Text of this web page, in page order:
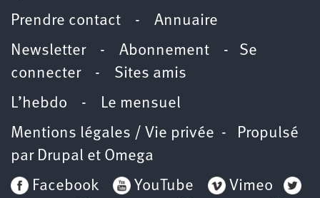
Prendre contact - Annuaire
Newsletter - Abonnement - Se
connecter- Sites amis
L’hebdo - Le mensuel
Mentions légales / Vie privée - Propulsé
par Drupal et Omega
Facebook
YouTube
Vimeo